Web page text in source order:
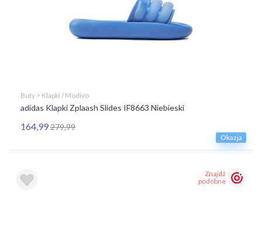
Okazja
Buty > Klapki / Modivo
adidas Klapki Zplaash Slides IF8663 Niebieski
164,99279,99
Znajdź
podobne